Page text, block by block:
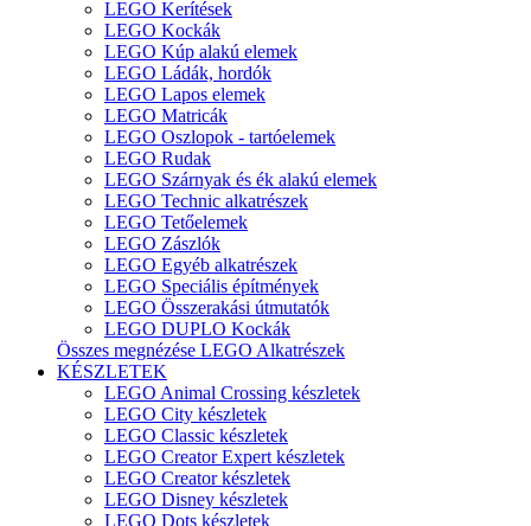
LEGO Kerítések
LEGO Kockák
LEGO Kúp alakú elemek
LEGO Ládák, hordók
LEGO Lapos elemek
LEGO Matricák
LEGO Oszlopok - tartóelemek
LEGO Rudak
LEGO Szárnyak és ék alakú elemek
LEGO Technic alkatrészek
LEGO Tetőelemek
LEGO Zászlók
LEGO Egyéb alkatrészek
LEGO Speciális építmények
LEGO Összerakási útmutatók
LEGO DUPLO Kockák
Összes megnézése LEGO Alkatrészek
KÉSZLETEK
LEGO Animal Crossing készletek
LEGO City készletek
LEGO Classic készletek
LEGO Creator Expert készletek
LEGO Creator készletek
LEGO Disney készletek
LEGO Dots készletek